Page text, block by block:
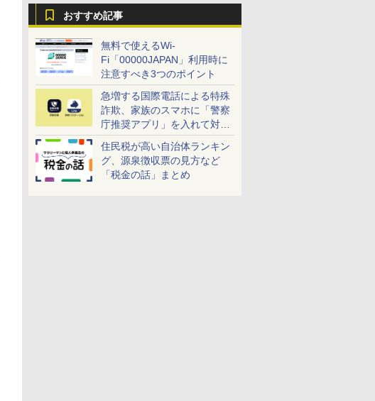
おすすめ記事
無料で使えるWi-
Fi「00000JAPAN」利用時に
注意すべき3つのポイント
急増する国際電話による特殊
詐欺、家族のスマホに「警察
庁推奨アプリ」を入れて対策
しよう！
住民税が高い自治体ランキン
グ、源泉徴収票の見方など
「税金の話」まとめ